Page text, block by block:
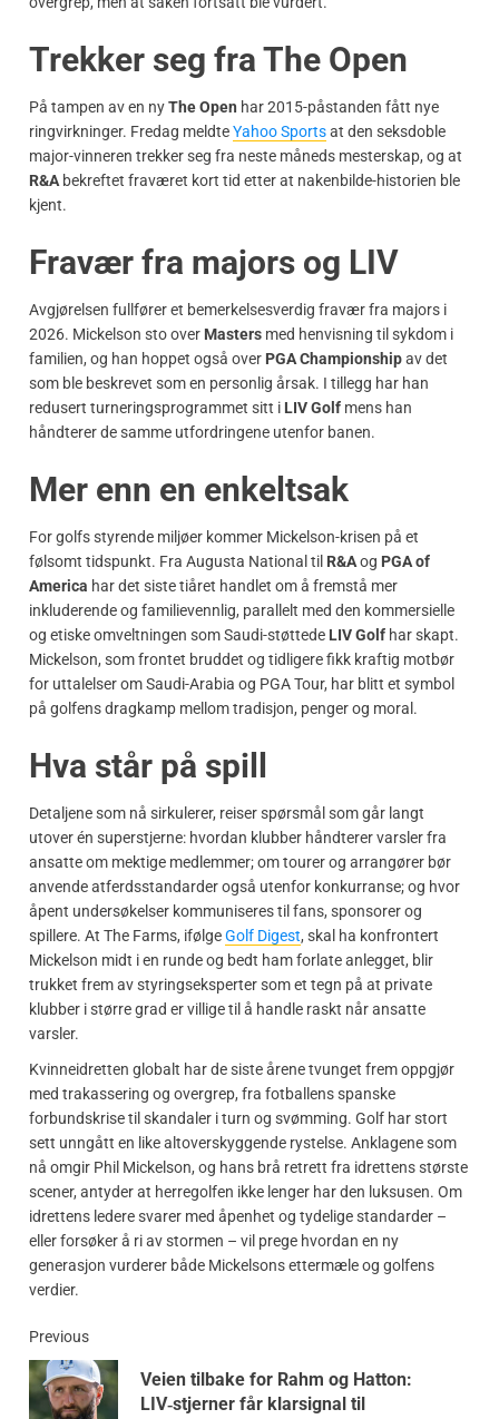
Trekker seg fra The Open
På tampen av en nyThe Open har 2015-påstanden fått nye
ringvirkninger. Fredag meldteYahoo Sportsat den seksdoble
major-vinneren trekker seg fra neste måneds mesterskap, og at
R&A bekreftet fraværet kort tid etter at nakenbilde-historien ble
kjent.
Fravær fra majors og LIV
Avgjørelsen fullfører et bemerkelsesverdig fravær fra majors i
2026. Mickelson sto over Masters med henvisning til sykdom i
familien, og han hoppet også over PGA Championshipav det
som ble beskrevet som en personlig årsak. I tillegg har han
redusert turneringsprogrammet sitt i LIV Golf mens han
håndterer de samme utfordringene utenfor banen.
Mer enn en enkeltsak
For golfs styrende miljøer kommer Mickelson-krisen på et
følsomt tidspunkt. Fra Augusta National til R&Aog PGA of
America har det siste tiåret handlet om å fremstå mer
inkluderende og familievennlig, parallelt med den kommersielle
og etiske omveltningen som Saudi-støttede LIV Golf har skapt.
Mickelson, som frontet bruddet og tidligere fikk kraftig motbør
for uttalelser om Saudi-Arabia og PGA Tour, har blitt et symbol
på golfens dragkamp mellom tradisjon, penger og moral.
Hva står på spill
Detaljene som nå sirkulerer, reiser spørsmål som går langt
utover én superstjerne: hvordan klubber håndterer varsler fra
ansatte om mektige medlemmer; om tourer og arrangører bør
anvende atferdsstandarder også utenfor konkurranse; og hvor
åpent undersøkelser kommuniseres til fans, sponsorer og
spillere. At The Farms, ifølgeGolf Digest, skal ha konfrontert
Mickelson midt i en runde og bedt ham forlate anlegget, blir
trukket frem av styringseksperter som et tegn på at private
klubber i større grad er villige til å handle raskt når ansatte
varsler.
Kvinneidretten globalt har de siste årene tvunget frem oppgjør
med trakassering og overgrep, fra fotballens spanske
forbundskrise til skandaler i turn og svømming. Golf har stort
sett unngått en like altoverskyggende rystelse. Anklagene som
nå omgir Phil Mickelson, og hans brå retrett fra idrettens største
scener, antyder at herregolfen ikke lenger har den luksusen. Om
idrettens ledere svarer med åpenhet og tydelige standarder –
eller forsøker å ri av stormen – vil prege hvordan en ny
generasjon vurderer både Mickelsons ettermæle og golfens
verdier.
Previous
Veien tilbake for Rahm og Hatton:
LIV‑stjerner får klarsignal til